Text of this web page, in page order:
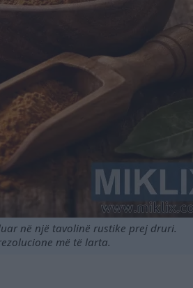
në një tavolinë rustike prej druri.
më të larta.